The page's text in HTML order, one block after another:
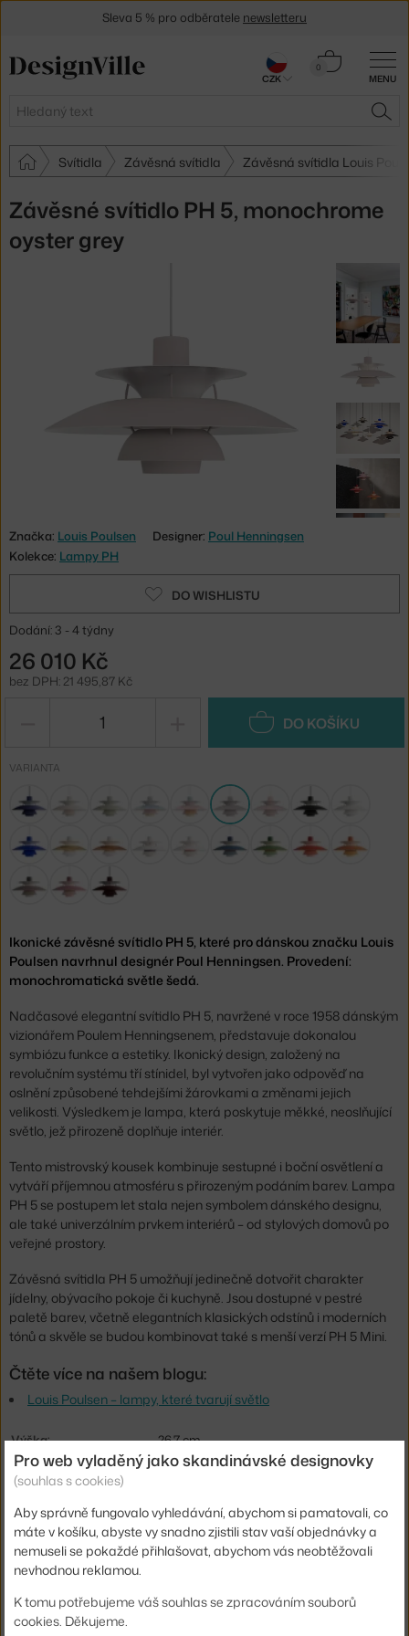
MENU
Hledat
0
Košík
Svítidla Závěsná svítidla Závěsná svítidla Louis
Závěsné svítidlo PH 5, monochrome
oyster grey
Značka: Louis Poulsen Designer: Poul Henningsen
Kolekce: Lampy PH
DO WISHLISTU
Dodání: 3 - 4 týdny
26 010 Kč
bez DPH: 21 495,87 Kč
DO KOŠÍKU
VARIANTA
Ikonické závěsné svítidlo PH 5, které pro dánskou značku Louis
Poulsen navrhnul designér Poul Henningsen. Provedení:
monochromatická světle šedá.
Nadčasové elegantní svítidlo PH 5, navržené v roce 1958 dánským
vizionářem Poulem Henningsenem, představuje dokonalou
symbiózu funkce a estetiky. Ikonický design, založený na
revolučním systému tří stínidel, byl vytvořen jako odpověď na
oslnění způsobené tehdejšími žárovkami a změnami jejich
velikosti. Výsledkem je lampa, která poskytuje měkké, neoslňující
světlo, jež přirozeně doplňuje interiér.
Tento mistrovský kousek kombinuje sestupné i boční osvětlení a
vytváří příjemnou atmosféru s přirozeným podáním barev. Lampa
PH 5 se postupem let stala nejen symbolem dánského designu,
ale také univerzálním prvkem interiérů – od stylových domovů po
veřejné prostory.
Závěsná svítidla PH 5 umožňují jedinečně dotvořit charakter
jídelny, obývacího pokoje či kuchyně. Jsou dostupné v pestré
paletě barev, včetně elegantních klasických odstínů i moderních
tónů a skvěle se budou kombinovat také s menší verzí PH 5 Mini.
Čtěte více na našem blogu:
Louis Poulsen – lampy, které tvarují světlo
Výška:
26,7 cm
Průměr:
50 cm
Barva:
světle šedá
Materiál:
ocel
Krytí:
Sleva 5 % pro odběratele newsletteru
CZK
Pro web vyladěný jako skandinávské designovky
(souhlas s cookies)
Aby správně fungovalo vyhledávání, abychom si pamatovali, co
máte v košíku, abyste vy snadno zjistili stav vaší objednávky a
nemuseli se pokaždé přihlašovat, abychom vás neobtěžovali
nevhodnou reklamou.
K tomu potřebujeme váš souhlas se zpracováním souborů
cookies. Děkujeme.